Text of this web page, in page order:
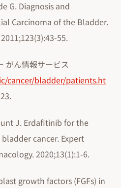
G. Diagnosis and
Carcinoma of the Bladder.
55.
がん情報サービス
cancer/bladder/patients.ht
J. Erdafitinib for the
cancer. Expert
2020;13(1):1-6.
growth factors (FGFs) in